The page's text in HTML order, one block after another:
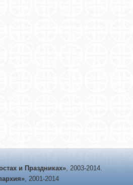
и Праздниках», 2003-2014.
, 2001-2014